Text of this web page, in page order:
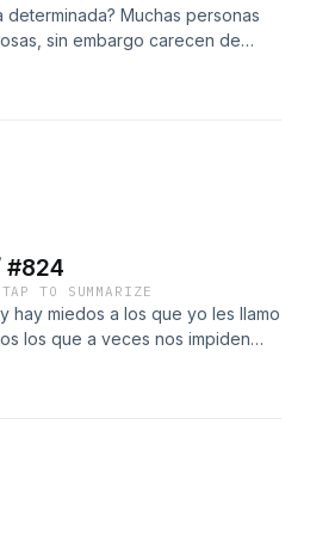
determinada? Muchas personas
sin embargo carecen de
Y esto va más allá de
es necesario la determinación
advertising.
#824
TAP TO SUMMARIZE
hay miedos a los que yo les llamo
los que a veces nos impiden
queremos para lograr nuestras
son tus miedos ridículos y
advertising.